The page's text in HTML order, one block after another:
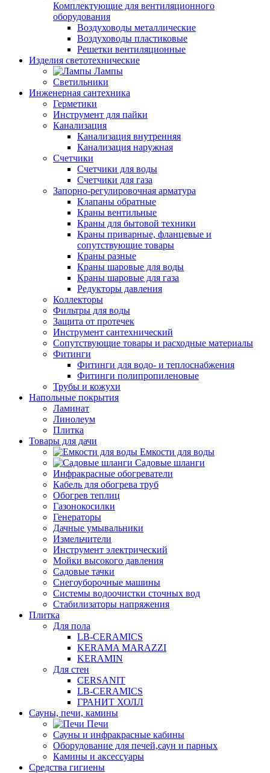
Комплектующие для вентиляционного
оборудования
Воздуховоды металлические
Воздуховоды пластиковые
Решетки вентиляционные
Изделия светотехнические
Лампы
Светильники
Инженерная сантехника
Герметики
Инструмент для пайки
Канализация
Канализация внутренняя
Канализация наружная
Счетчики
Счетчики для воды
Счетчики для газа
Запорно-регулировочная арматура
Клапаны обратные
Краны вентильные
Краны для бытовой техники
Краны приварные, фланцевые и
сопутствующие товары
Краны разные
Краны шаровые для воды
Краны шаровые для газа
Редукторы давления
Коллекторы
Фильтры для воды
Защита от протечек
Инструмент сантехнический
Сопутствующие товары и расходные материалы
Фитинги
Фитинги для водо- и теплоснабжения
Фитинги полипропиленовые
Трубы и кожухи
Напольные покрытия
Ламинат
Линолеум
Плитка
Товары для дачи
Емкости для воды
Садовые шланги
Инфракрасные обогреватели
Кабель для обогрева труб
Обогрев теплиц
Газонокосилки
Генераторы
Дачные умывальники
Измельчители
Инструмент электрический
Мойки высокого давления
Садовые тачки
Снегоуборочные машины
Системы водоочистки сточных вод
Стабилизаторы напряжения
Плитка
Для пола
LB-CERAMICS
KERAMA MARAZZI
KERAMIN
Для стен
CERSANIT
LB-CERAMICS
ГРАНИТ ХОЛЛ
Сауны, печи, камины
Печи
Сауны и инфракрасные кабины
Оборудование для печей,саун и парных
Камины и аксессуары
Средства гигиены